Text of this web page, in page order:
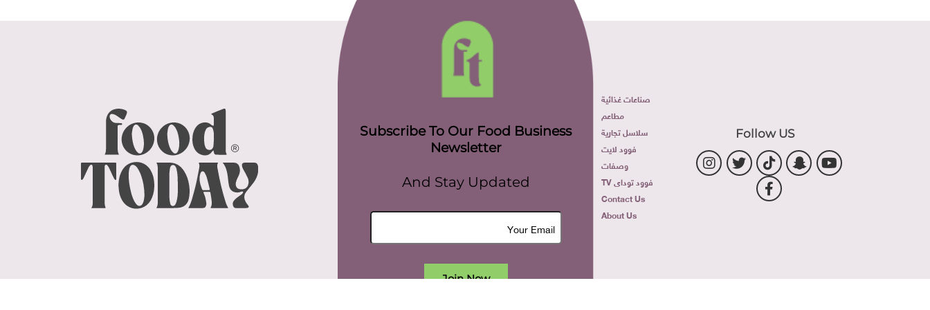
Follow US
صناعات غذائية
مطاعم
سلاسل تجارية
فوود لايت
وصفات
فوود توداى TV
Contact Us
About Us
Subscribe To Our Food Business
Newsletter
And Stay Updated
Join Now